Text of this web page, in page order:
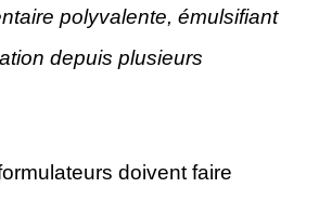
polyvalente, émulsifiant
depuis plusieurs
doivent faire